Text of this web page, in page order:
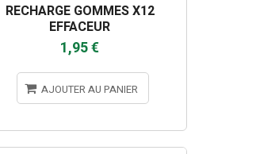
RECHARGE GOMMES X12
EFFACEUR
1,95 €
AJOUTER AU PANIER